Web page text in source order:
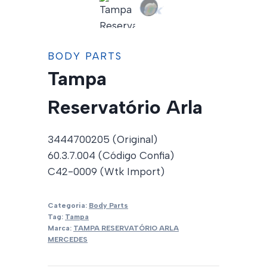
BODY PARTS
Tampa
Reservatório Arla
3444700205 (Original)
60.3.7.004 (Código Confia)
C42-0009 (Wtk Import)
Categoria: Body Parts
Tag: Tampa
Marca: TAMPA RESERVATÓRIO ARLA
MERCEDES